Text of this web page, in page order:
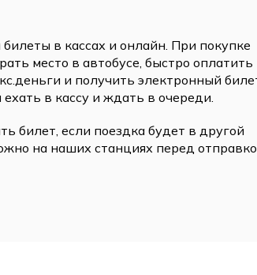
в кассах и онлайн. При покупке
место в автобусе, быстро оплатить
и получить электронный
в кассу и ждать в очереди.
билет, если поездка будет в другой
на наших станциях перед